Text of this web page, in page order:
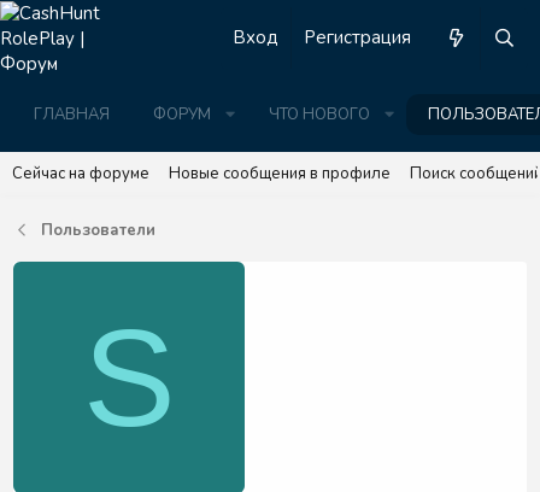
Вход Регистрация
ГЛАВНАЯ ФОРУМ ЧТО НОВОГО
Сейчас на форуме Новые сообщения в профиле Поиск
Пользователи
S